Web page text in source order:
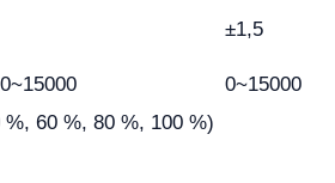
±1,5
0~15000
0~15000
60 %, 80 %, 100 %)